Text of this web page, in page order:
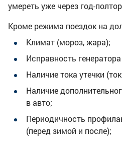
умереть уже через год-
Кроме режима поездок на
Климат (мороз, жара);
Исправность
Наличие тока утечки
Наличие
в авто;
Периодичность
(перед зимой и после);